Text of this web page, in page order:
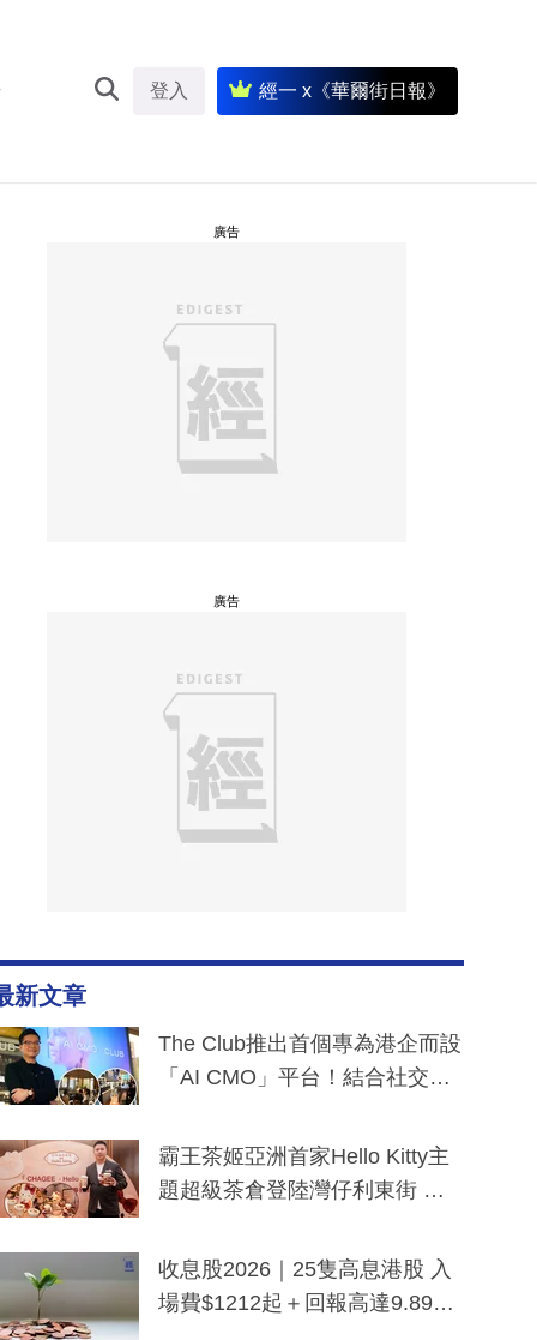
登入 經一 x《華爾街日報》
廣告
廣告
新文章
The Club推出首個專為港企而設
「AI CMO」平台！結合社交聆
分鐘生成「貼地」宣傳短片
霸王茶姬亞洲首家Hello Kitty主
題超級茶倉登陸灣仔利東街 推
y及香港限定特調系列
收息股2026｜25隻高息港股 入
場費$1212起＋回報高達9.89